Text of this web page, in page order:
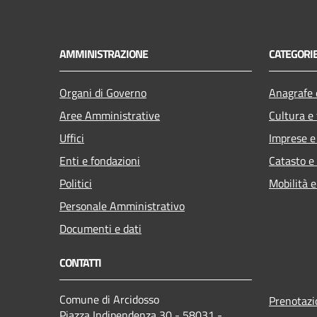
AMMINISTRAZIONE
Organi di Governo
Aree Amministrative
Uffici
Enti e fondazioni
Politici
Personale Amministrativo
Documenti e dati
Cultura
Imprese
Catasto
Mobilità
CONTATTI
Comune di Arcidosso